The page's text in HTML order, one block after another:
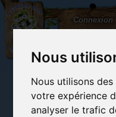
Nous
Nous utilisons
votre expérience
analyser le trafic
L'Arbre
aux
100.000
Connexion
(vide)